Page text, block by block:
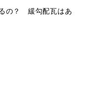
の？ 緩勾配瓦はあ